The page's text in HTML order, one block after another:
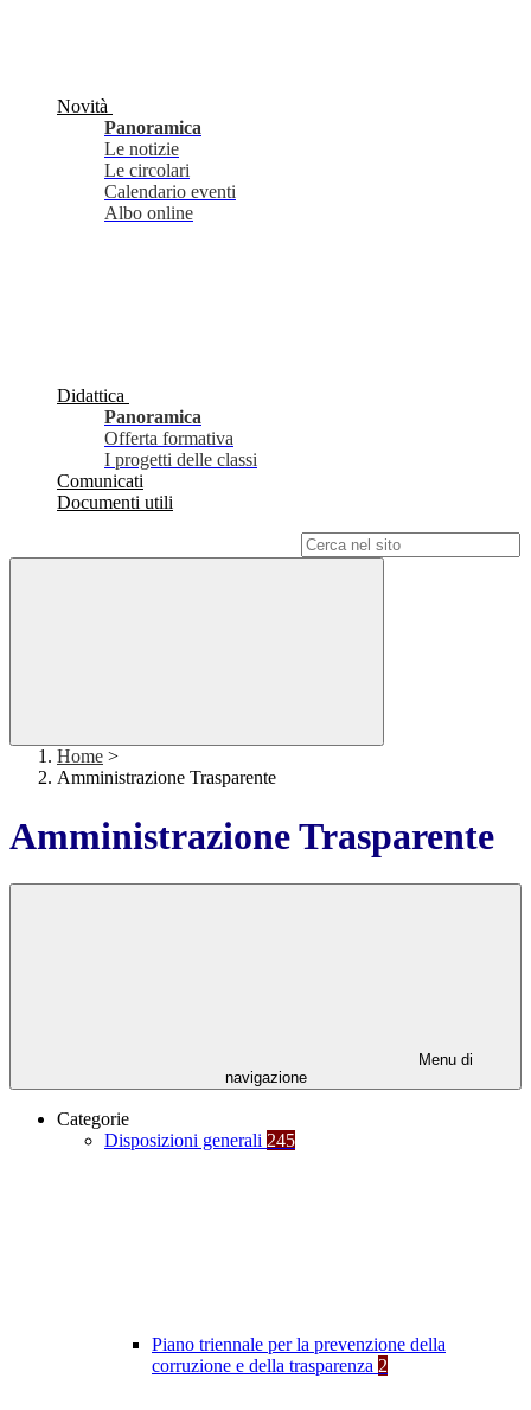
Novità
Panoramica
Le notizie
Le circolari
Calendario eventi
Albo online
Didattica
Panoramica
Offerta formativa
I progetti delle classi
Comunicati
Documenti utili
Home >
Amministrazione Trasparente
Amministrazione Trasparente
Menu di
navigazione
Categorie
Disposizioni generali 245
Piano triennale per la prevenzione della
corruzione e della trasparenza 2